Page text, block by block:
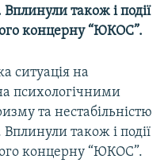
також і події
концерну “ЮКОС”.
ситуація на
психологічними
та нестабільністю
також і події
концерну “ЮКОС”.